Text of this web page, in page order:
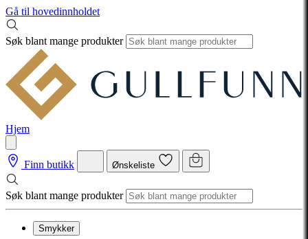
Gå til hovedinnholdet
Søk blant mange produkter
Hjem
Finn butikk Ønskeliste
Søk blant mange produkter
Smykker